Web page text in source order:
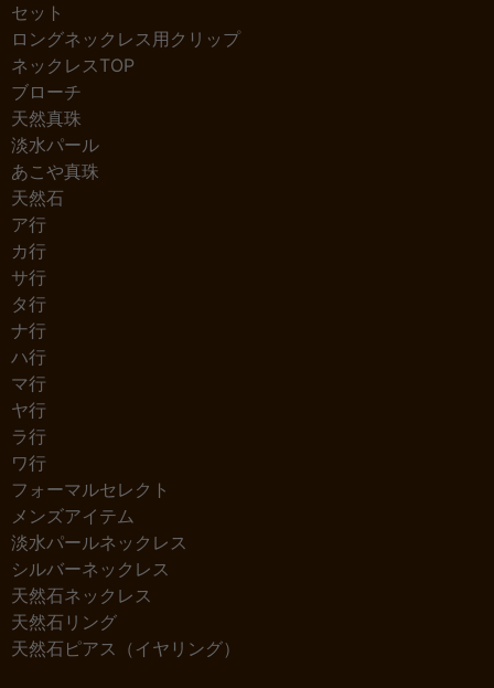
セット
ロングネックレス用クリップ
ネックレスTOP
ブローチ
天然真珠
淡水パール
あこや真珠
天然石
ア行
カ行
サ行
タ行
ナ行
ハ行
マ行
ヤ行
ラ行
ワ行
フォーマルセレクト
メンズアイテム
淡水パールネックレス
シルバーネックレス
天然石ネックレス
天然石リング
天然石ピアス（イヤリング）